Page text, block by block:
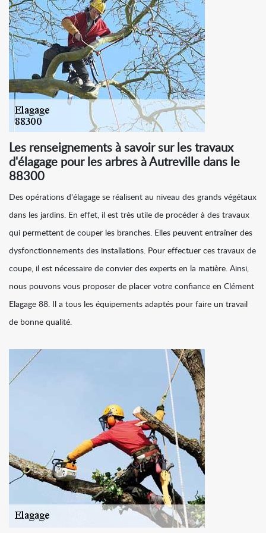
Les renseignements à savoir sur les travaux
d'élagage pour les arbres à Autreville dans le
88300
Des opérations d'élagage se réalisent au niveau des grands végétaux
dans les jardins. En effet, il est très utile de procéder à des travaux
qui permettent de couper les branches. Elles peuvent entraîner des
dysfonctionnements des installations. Pour effectuer ces travaux de
coupe, il est nécessaire de convier des experts en la matière. Ainsi,
nous pouvons vous proposer de placer votre confiance en Clément
Elagage 88. Il a tous les équipements adaptés pour faire un travail
de bonne qualité.